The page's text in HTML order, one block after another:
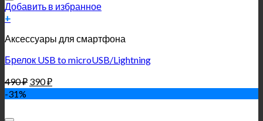
Добавить в избранное
+
Аксессуары для смартфона
Брелок USB to microUSB/Lightning
490₽ 390₽
-31%